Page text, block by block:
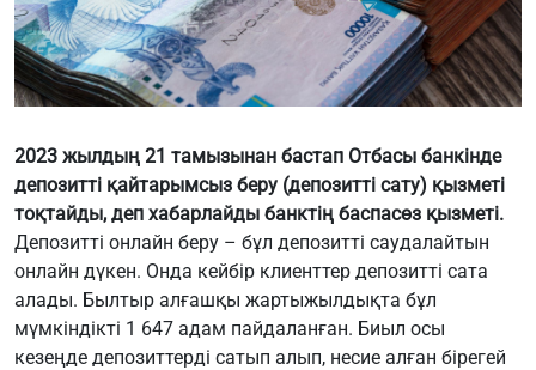
2023 жылдың 21 тамызынан бастап Отбасы банкінде
депозитті қайтарымсыз беру (депозитті сату) қызметі
тоқтайды, деп хабарлайды банктің баспасөз қызметі.
Депозитті онлайн беру – бұл депозитті саудалайтын
онлайн дүкен. Онда кейбір клиенттер депозитті сата
алады. Былтыр алғашқы жартыжылдықта бұл
мүмкіндікті 1 647 адам пайдаланған. Биыл осы
кезеңде депозиттерді сатып алып, несие алған бірегей